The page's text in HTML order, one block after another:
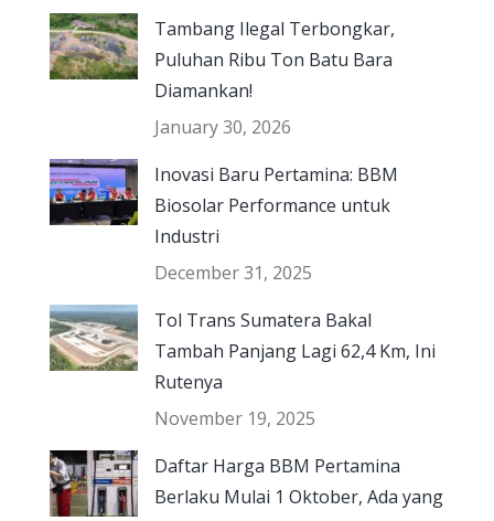
Tambang Ilegal Terbongkar,
Puluhan Ribu Ton Batu Bara
Diamankan!
January 30, 2026
Inovasi Baru Pertamina: BBM
Biosolar Performance untuk
Industri
December 31, 2025
Tol Trans Sumatera Bakal
Tambah Panjang Lagi 62,4 Km, Ini
Rutenya
November 19, 2025
Daftar Harga BBM Pertamina
Berlaku Mulai 1 Oktober, Ada yang